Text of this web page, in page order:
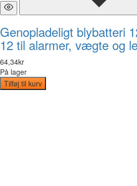
Genopladeligt blybatteri
12 til alarmer, vægte og
64,34kr
På lager
Tilføj til kurv